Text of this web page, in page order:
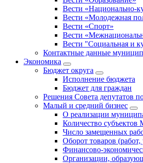
Вести «Национально-
Вести «Молодежная
Вести «Спорт»
Вести
Вести "Социальная и
Контактные данные
Экономика
Бюджет округa
Исполнение бюджета
Бюджет для граждан
Решения Совета депутатов
Малый и средний бизнес
О реализации
Количество
Число замещенных
Оборот товаров
Финансово-
Организации,